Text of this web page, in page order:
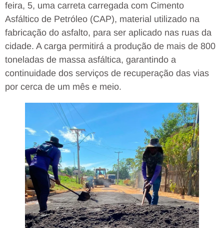
feira, 5, uma carreta carregada com Cimento
Asfáltico de Petróleo (CAP), material utilizado na
fabricação do asfalto, para ser aplicado nas ruas da
cidade. A carga permitirá a produção de mais de 800
toneladas de massa asfáltica, garantindo a
continuidade dos serviços de recuperação das vias
por cerca de um mês e meio.